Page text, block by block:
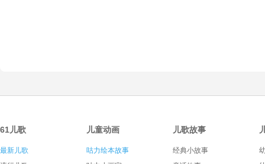
61儿歌
最新儿歌
儿童动画
咕力绘本故事
儿歌故事
经典小故事